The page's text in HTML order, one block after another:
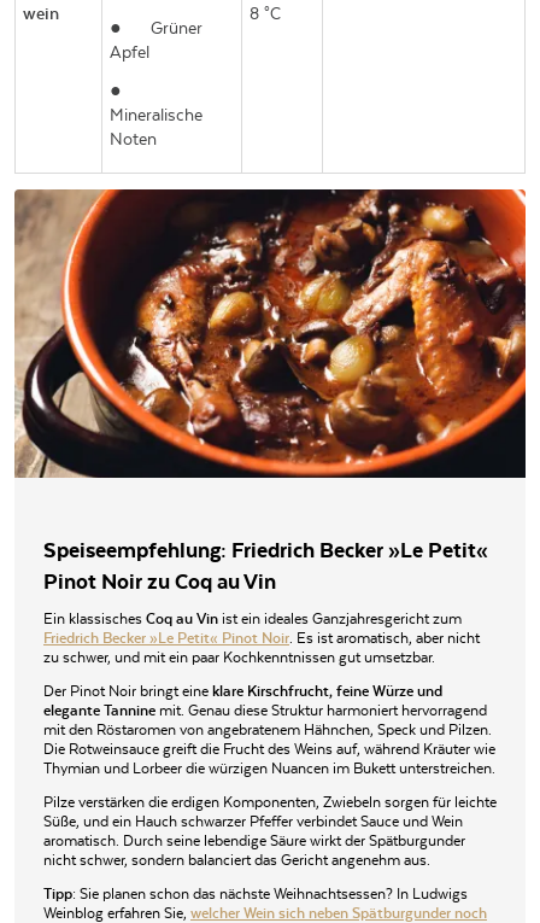
wein
●
Grüner
Apfel
●
Mineralische
Noten
8 °C
Speiseempfehlung: Friedrich Becker »Le Petit«
Pinot Noir zu Coq au Vin
Ein klassisches Coq au Vin ist ein ideales Ganzjahresgericht zum
Friedrich Becker »Le Petit« Pinot Noir . Es ist aromatisch, aber nicht
zu schwer, und mit ein paar Kochkenntnissen gut umsetzbar.
Der Pinot Noir bringt eine klare Kirschfrucht, feine Würze und
elegante Tannine mit. Genau diese Struktur harmoniert hervorragend
mit den Röstaromen von angebratenem Hähnchen, Speck und Pilzen.
Die Rotweinsauce greift die Frucht des Weins auf, während Kräuter wie
Thymian und Lorbeer die würzigen Nuancen im Bukett unterstreichen.
Pilze verstärken die erdigen Komponenten, Zwiebeln sorgen für leichte
Süße, und ein Hauch schwarzer Pfeffer verbindet Sauce und Wein
aromatisch. Durch seine lebendige Säure wirkt der Spätburgunder
nicht schwer, sondern balanciert das Gericht angenehm aus.
Tipp: Sie planen schon das nächste Weihnachtsessen? In Ludwigs
Weinblog erfahren Sie, welcher Wein sich neben Spätburgunder noch